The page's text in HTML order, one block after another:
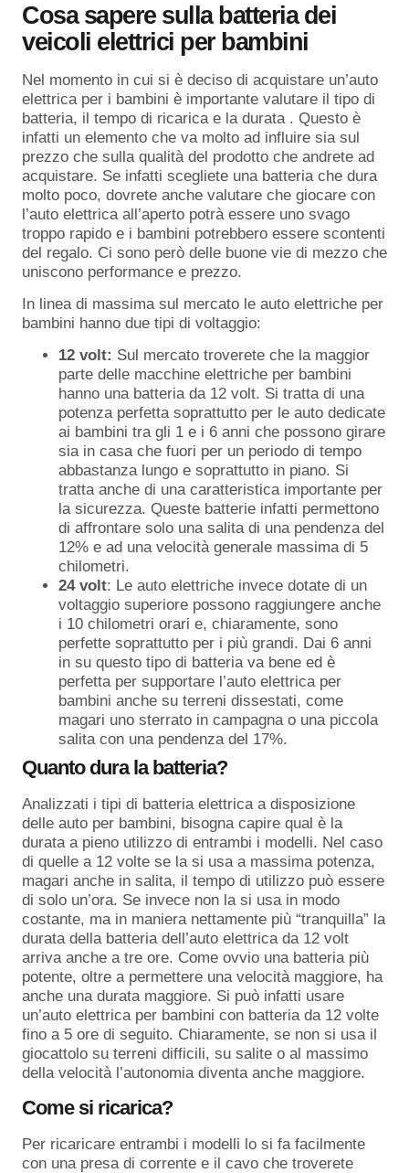
Cosa sapere sulla batteria dei
veicoli elettrici per bambini
Nel momento in cui si è deciso di acquistare un’auto
elettrica per i bambini è importante valutare il tipo di
batteria, il tempo di ricarica e la durata . Questo è
infatti un elemento che va molto ad influire sia sul
prezzo che sulla qualità del prodotto che andrete ad
acquistare. Se infatti scegliete una batteria che dura
molto poco, dovrete anche valutare che giocare con
l’auto elettrica all’aperto potrà essere uno svago
troppo rapido e i bambini potrebbero essere scontenti
del regalo. Ci sono però delle buone vie di mezzo che
uniscono performance e prezzo.
In linea di massima sul mercato le auto elettriche per
bambini hanno due tipi di voltaggio:
12 volt: Sul mercato troverete che la maggior
parte delle macchine elettriche per bambini
hanno una batteria da 12 volt. Si tratta di una
potenza perfetta soprattutto per le auto dedicate
ai bambini tra gli 1 e i 6 anni che possono girare
sia in casa che fuori per un periodo di tempo
abbastanza lungo e soprattutto in piano. Si
tratta anche di una caratteristica importante per
la sicurezza. Queste batterie infatti permettono
di affrontare solo una salita di una pendenza del
12% e ad una velocità generale massima di 5
chilometri.
24 volt: Le auto elettriche invece dotate di un
voltaggio superiore possono raggiungere anche
i 10 chilometri orari e, chiaramente, sono
perfette soprattutto per i più grandi. Dai 6 anni
in su questo tipo di batteria va bene ed è
perfetta per supportare l’auto elettrica per
bambini anche su terreni dissestati, come
magari uno sterrato in campagna o una piccola
salita con una pendenza del 17%.
Quanto dura la batteria?
Analizzati i tipi di batteria elettrica a disposizione
delle auto per bambini, bisogna capire qual è la
durata a pieno utilizzo di entrambi i modelli. Nel caso
di quelle a 12 volte se la si usa a massima potenza,
magari anche in salita, il tempo di utilizzo può essere
di solo un’ora. Se invece non la si usa in modo
costante, ma in maniera nettamente più “tranquilla” la
durata della batteria dell’auto elettrica da 12 volt
arriva anche a tre ore. Come ovvio una batteria più
potente, oltre a permettere una velocità maggiore, ha
anche una durata maggiore. Si può infatti usare
un’auto elettrica per bambini con batteria da 12 volte
fino a 5 ore di seguito. Chiaramente, se non si usa il
giocattolo su terreni difficili, su salite o al massimo
della velocità l’autonomia diventa anche maggiore.
Come si ricarica?
Per ricaricare entrambi i modelli lo si fa facilmente
con una presa di corrente e il cavo che troverete